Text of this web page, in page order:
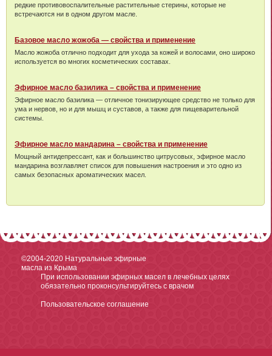
редкие противовоспалительные растительные стерины, которые не
встречаются ни в одном другом масле.
Базовое масло жожоба — свойства и применение
Масло жожоба отлично подходит для ухода за кожей и волосами, оно широко
используется во многих косметических составах.
Эфирное масло базилика – свойства и применение
Эфирное масло базилика — отличное тонизирующее средство не только для
ума и нервов, но и для мышц и суставов, а также для пищеварительной
системы.
Эфирное масло мандарина – свойства и применение
Мощный антидепрессант, как и большинство цитрусовых, эфирное масло
мандарина возглавляет список для повышения настроения и это одно из
самых безопасных ароматических масел.
©2004-2020 Натуральные эфирные
масла из Крыма
При использовании эфирных масел в лечебных целях
обязательно проконсультируйтесь с врачом
Пользовательское соглашение